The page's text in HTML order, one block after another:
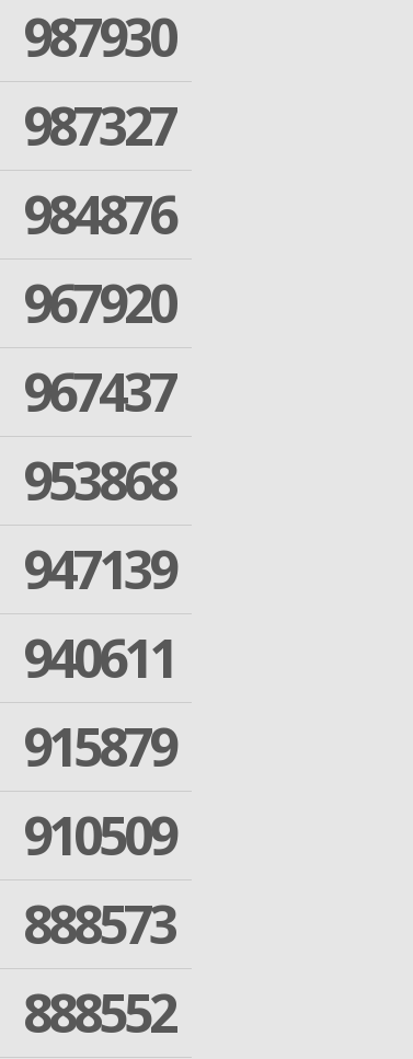
987930
987327
984876
967920
967437
953868
947139
940611
915879
910509
888573
888552